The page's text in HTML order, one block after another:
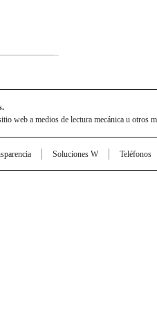
web a medios de lectura mecánica u otros
Soluciones W Teléfonos